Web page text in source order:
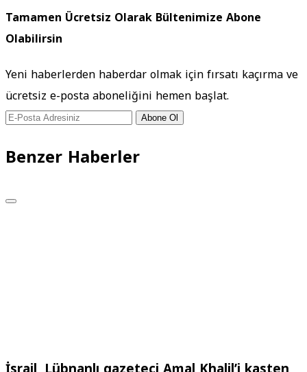
Tamamen Ücretsiz Olarak Bültenimize Abone
Olabilirsin
Yeni haberlerden haberdar olmak için fırsatı kaçırma ve
ücretsiz e-posta aboneliğini hemen başlat.
Abone Ol
Benzer Haberler